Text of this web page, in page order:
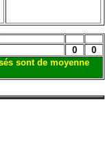
0
0
sont de moyenne